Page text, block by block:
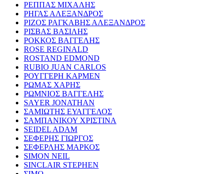
ΡΕΠΠΑΣ ΜΙΧΑΛΗΣ
ΡΗΓΑΣ ΑΛΕΞΑΝΔΡΟΣ
ΡΙΖΟΣ ΡΑΓΚΑΒΗΣ ΑΛΕΞΑΝΔΡΟΣ
ΡΙΣΒΑΣ ΒΑΣΙΛΗΣ
ΡΟΚΚΟΣ ΒΑΓΓΕΛΗΣ
ROSE REGINALD
ROSTAND EDMOND
RUBIO JUAN CARLOS
ΡΟΥΓΓΕΡΗ ΚΑΡΜΕΝ
ΡΩΜΑΣ ΧΑΡΗΣ
ΡΩΜΝΙΟΣ ΒΑΓΓΕΛΗΣ
SAYER JONATHAN
ΣΑΜΙΩΤΗΣ ΕΥΑΓΓΕΛΟΣ
ΣΑΜΠΑΝΙΚΟΥ ΧΡΙΣΤΙΝΑ
SEIDEL ADAM
ΣΕΦΕΡΗΣ ΓΙΩΡΓΟΣ
ΣΕΦΕΡΛΗΣ ΜΑΡΚΟΣ
SIMON NEIL
SINCLAIR STEPHEN